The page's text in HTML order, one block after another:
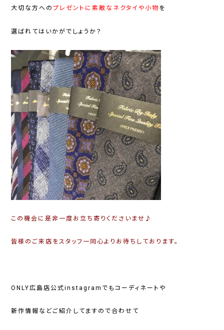
大切な方へのプレゼントに素敵なネクタイや小物を
選ばれてはいかがでしょうか？
この機会に是非一度お立ち寄りくださいませ♪
皆様のご来店をスタッフ一同心よりお待ちしております。
ONLY広島店公式instagramでもコーディネートや
新作情報などご紹介してますので合わせて